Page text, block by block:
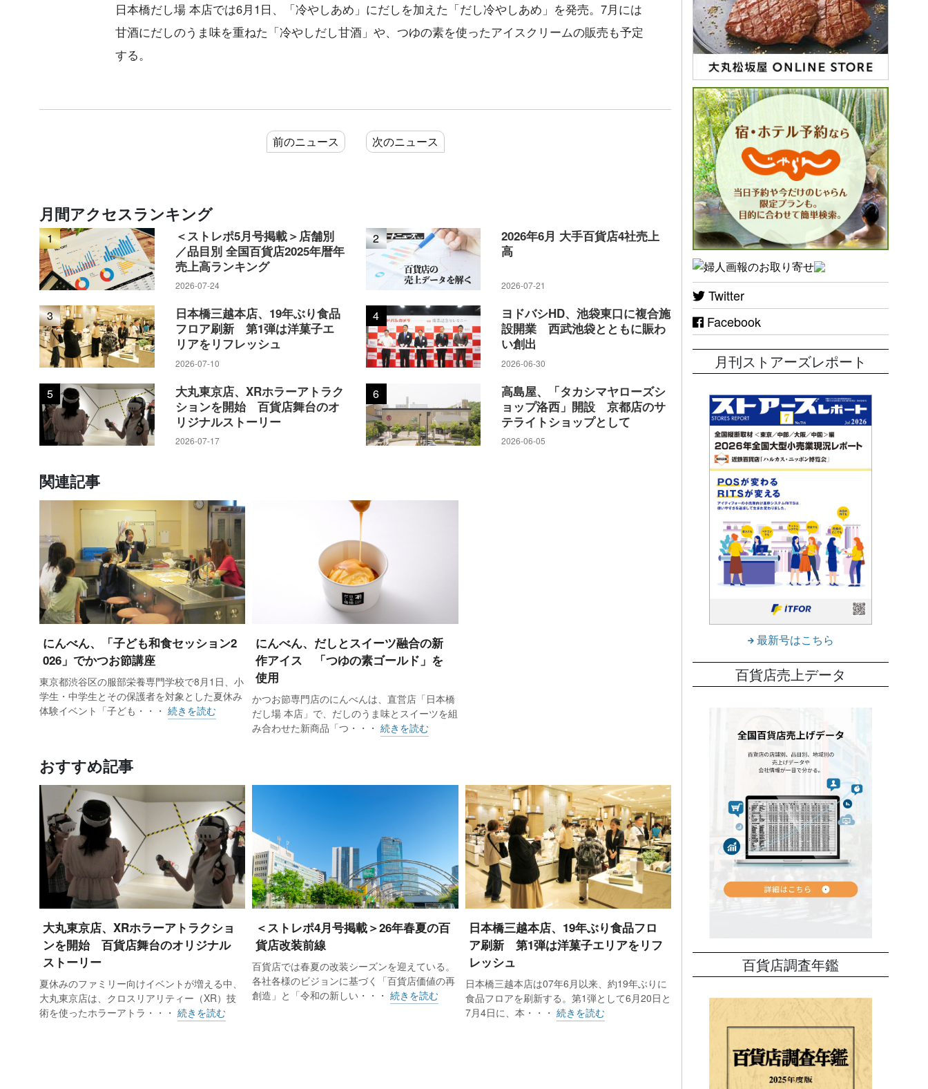
日本橋だし場 本店では6月1日、「冷やしあめ」にだしを加えた「だし冷やしあめ」を発売。7月には
甘酒にだしのうま味を重ねた「冷やしだし甘酒」や、つゆの素を使ったアイスクリームの販売も予定
する。
前のニュース 次のニュース
月間アクセスランキング
1
＜ストレポ5月号掲載＞店舗別
／品目別 全国百貨店2025年暦年
売上高ランキング
2026-07-24
2
2026年6月 大手百貨店4社売上
高
2026-07-21
3
日本橋三越本店、19年ぶり食品
フロア刷新 第1弾は洋菓子エ
リアをリフレッシュ
2026-07-10
4
ヨドバシHD、池袋東口に複合施
設開業 西武池袋とともに賑わ
い創出
2026-06-30
5
大丸東京店、XRホラーアトラク
ションを開始 百貨店舞台のオ
リジナルストーリー
2026-07-17
6
高島屋、「タカシマヤローズシ
ョップ洛西」開設 京都店のサ
テライトショップとして
2026-06-05
関連記事
にんべん、「子ども和食セッション2
026」でかつお節講座
東京都渋谷区の服部栄養専門学校で8月1日、小
学生・中学生とその保護者を対象とした夏休み
体験イベント「子ども・・・ 続きを読む
にんべん、だしとスイーツ融合の新
作アイス 「つゆの素ゴールド」を
使用
かつお節専門店のにんべんは、直営店「日本橋
だし場 本店」で、だしのうま味とスイーツを組
み合わせた新商品「つ・・・続きを読む
おすすめ記事
大丸東京店、XRホラーアトラクショ
ンを開始 百貨店舞台のオリジナル
ストーリー
夏休みのファミリー向けイベントが増える中、
大丸東京店は、クロスリアリティー（XR）技
術を使ったホラーアトラ・・・ 続きを読む
＜ストレポ4月号掲載＞26年春夏の百
貨店改装前線
百貨店では春夏の改装シーズンを迎えている。
各社各様のビジョンに基づく「百貨店価値の再
創造」と「令和の新しい・・・続きを読む
日本橋三越本店、19年ぶり食品フロ
ア刷新 第1弾は洋菓子エリアをリフ
レッシュ
日本橋三越本店は07年6月以来、約19年ぶりに
食品フロアを刷新する。第1弾として6月20日と
7月4日に、本・・・ 続きを読む
Twitter
Facebook
月刊ストアーズレポート
最新号はこちら
百貨店売上データ
百貨店調査年鑑